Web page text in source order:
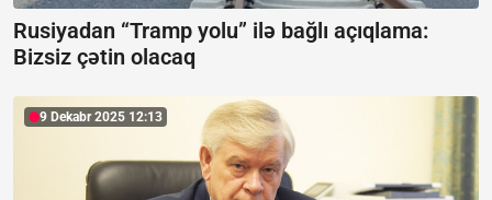
Rusiyadan “Tramp yolu” ilə bağlı açıqlama:
Bizsiz çətin olacaq
9 Dekabr 2025 12:13